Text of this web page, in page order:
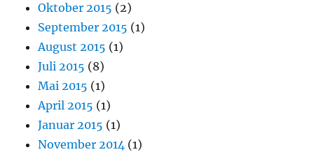
Oktober 2015 (2)
September 2015 (1)
August 2015 (1)
Juli 2015 (8)
Mai 2015 (1)
April 2015 (1)
Januar 2015 (1)
November 2014 (1)